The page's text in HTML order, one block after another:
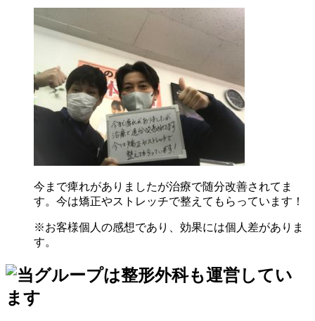
今まで痺れがありましたが治療で随分改善されてま
す。今は矯正やストレッチで整えてもらっています！
※お客様個人の感想であり、効果には個人差がありま
す。